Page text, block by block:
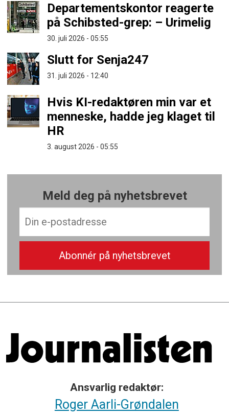
Departementskontor reagerte
på Schibsted-grep: – Urimelig
30. juli 2026 - 05:55
Slutt for Senja247
31. juli 2026 - 12:40
Hvis KI-redaktøren min var et
menneske, hadde jeg klaget til
HR
3. august 2026 - 05:55
Meld deg på nyhetsbrevet
Ansvarlig redaktør:
Roger Aarli-Grøndalen